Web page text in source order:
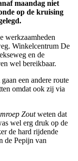
maandag niet
op de kruising
werkzaamheden
Winkelcentrum De
en de
wel bereikbaar.
een andere route
omdat ook zij via
Zoutweten dat
wel erg druk op de
de hard rijdende
de Pepijn van